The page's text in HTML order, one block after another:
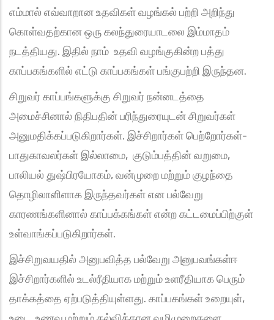
எம்மால் எவ்வாறான உதவிகள் வழங்கல் பற்றி அறிந்து
கொள்வதற்கான ஒரு கலந்துரையாடலை இம்மாதம்
நடத்தியது. இதில் நாம் உதவி வழங்குகின்ற பத்து
காப்பகங்களில் எட்டு காப்பகங்கள் பங்குபற்றி இருந்தன.
சிறுவர் காப்பங்களுக்கு சிறுவர் நன்னடத்தை
அமைச்சினால் நிதிபதின் பரிந்துரையுடன் சிறுவர்கள்
அனுமதிக்கப்படுகிறார்கள். இச்சிறார்கள் பெற்றோர்கள்-
பாதுகாவலர்கள் இல்லாமை, குடும்பத்தின் வறுமை,
பாலியல் துஷ்பிரயோகம், வன்முறை மற்றும் குழந்தை
தொழிலாளிளாக இருந்தவர்கள் என பல்வேறு
காரணங்களினால் காப்பக்கங்கள் என்ற கட்டமைப்பிற்குள்
உள்வாங்கப்படுகிறார்கள்.
இச்சிறுவயதில் அனுபவித்த பல்வேறு அனுபவங்கள்ஈ
இச்சிறார்களில் உடல்ரீதியாக மற்றும் உளரீதியாக பெரும்
தாக்கத்தை ஏற்படுத்தியுள்ளது. காப்பகங்கள் உறையுள்,